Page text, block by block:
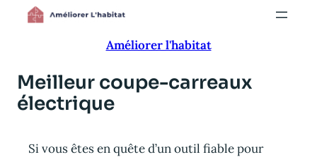
Aller
Améliorer l'habitat
Meilleur coupe-carreaux
électrique
Si vous êtes en quête d’un outil fiable pour